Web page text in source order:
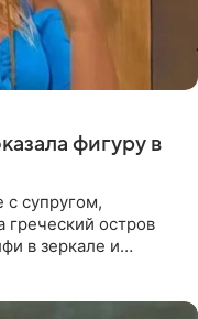
фигуру в
с супругом,
греческий остров
в зеркале и